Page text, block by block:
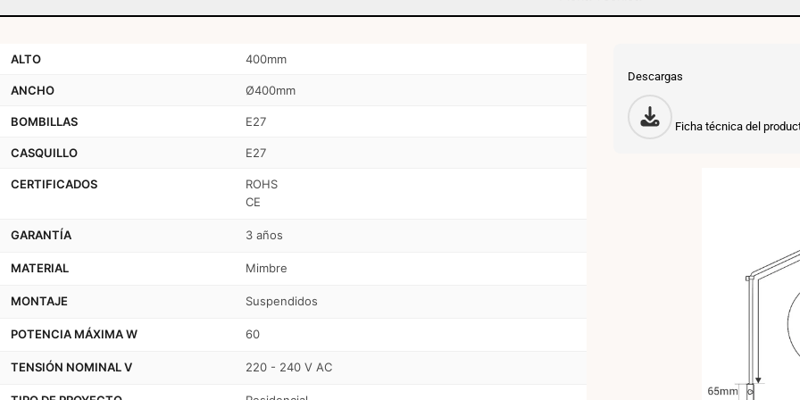
enchufe
ALTO 400mm
ANCHO Ø400mm
BOMBILLAS E27
CASQUILLO E27
CERTIFICADOS
ROHS
CE
GARANTÍA 3 años
MATERIAL Mimbre
MONTAJE Suspendidos
POTENCIA MÁXIMA W 60
TENSIÓN NOMINAL V 220 - 240 V AC
Descargas
Ficha técnica del